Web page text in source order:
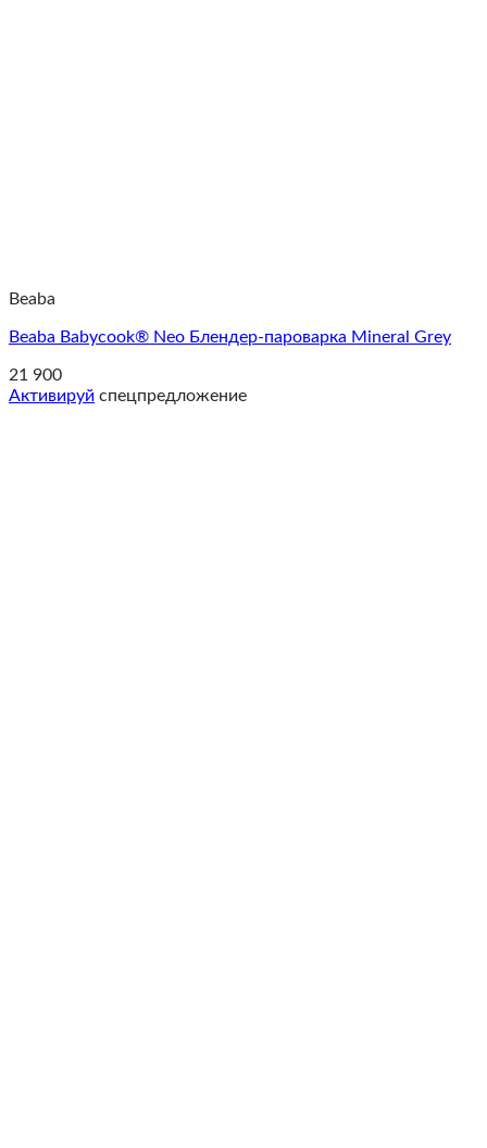
Beaba
Beaba Babycook® Neo Блендер-пароварка Mineral Grey
21 900
Активируй спецпредложение